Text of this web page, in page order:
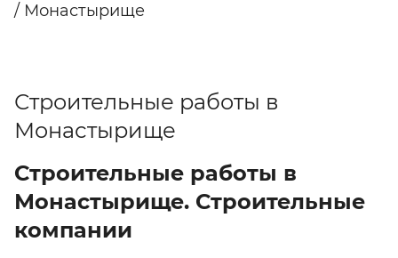
/ Монастырище
Строительные работы в
Монастырище
Строительные работы в
Монастырище. Строительные
компании